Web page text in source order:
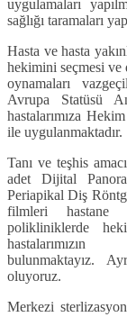
uygulamaları
sağlığı taramaları
Hasta ve hasta
hekimini seçmesi ve
oynamaları
Avrupa Statüsü
hastalarımıza
ile uygulanmaktadır.
Tanı ve teşhis
adet Dijital
Periapikal Diş
filmleri hastane
polikliniklerde
bulunmaktayız.
oluyoruz.
Merkezi